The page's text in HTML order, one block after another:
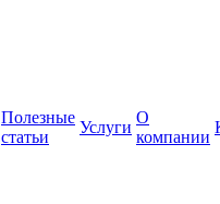
Полезные
статьи
Услуги
О
компании